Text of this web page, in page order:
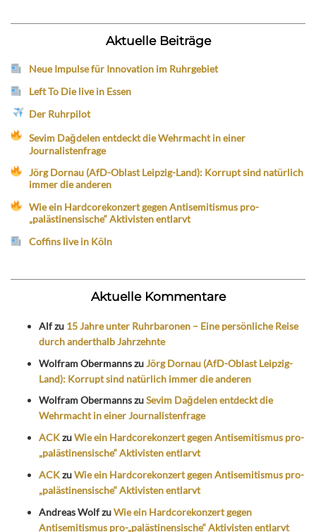
Aktuelle Beiträge
Neue Impulse für Innovation im Ruhrgebiet
Left To Die live in Essen
Der Ruhrpilot
Sevim Dağdelen entdeckt die Wehrmacht in einer
Journalistenfrage
Jörg Dornau (AfD-Oblast Leipzig-Land): Korrupt sind natürlich
immer die anderen
Wie ein Hardcorekonzert gegen Antisemitismus pro-
„palästinensische“ Aktivisten entlarvt
Coffins live in Köln
Aktuelle Kommentare
Alfzu 15 Jahre unter Ruhrbaronen – Eine persönliche Reise
durch anderthalb Jahrzehnte
Wolfram ObermannszuJörg Dornau (AfD-Oblast Leipzig-
Land): Korrupt sind natürlich immer die anderen
Wolfram ObermannszuSevim Dağdelen entdeckt die
Wehrmacht in einer Journalistenfrage
ACKzuWie ein Hardcorekonzert gegen Antisemitismus pro-
„palästinensische“ Aktivisten entlarvt
ACKzuWie ein Hardcorekonzert gegen Antisemitismus pro-
„palästinensische“ Aktivisten entlarvt
Andreas WolfzuWie ein Hardcorekonzert gegen
Antisemitismus pro-„palästinensische“ Aktivisten entlarvt